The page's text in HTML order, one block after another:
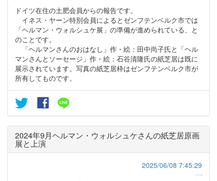
ドイツ在住の土肥会員からの報告です。
イネス・ヤーン特別会員によるとゼンフテンベルク市では
「ヘルマン・ウォルシュケ展」の準備が進められている、と
のことです。
「ヘルマンさんのおはなし」作・絵：田中尚子氏と「ヘル
マンさんとソーセージ」作・絵：石谷清隆氏の紙芝居は既に
展示されています。写真の紙芝居枠はゼンフテンベルク市が
所有してものです。
2024年9月ヘルマン・ウォルシュケさんの紙芝居原画
展と上演
2025/06/08 7:45:29